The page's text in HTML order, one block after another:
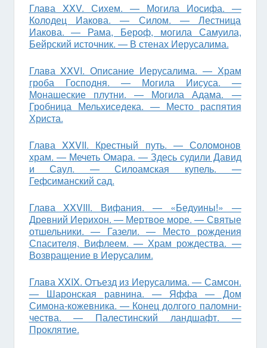
Глава XXV. Сихем. — Могила Иосифа. —
Колодец Иакова. — Силом. — Лестница
Иакова. — Рама, Бероф, могила Самуила,
Бейрский источник. — В стенах Иерусалима.
Глава XXVI. Описание Иерусалима. — Храм
гроба Господня. — Могила Иисуса. —
Монашеские плутни. — Могила Адама. —
Гробница Мельхиседека. — Место распятия
Христа.
Глава XXVII. Крестный путь. — Соломонов
храм. — Мечеть Омара. — Здесь судили Давид
и Саул. — Силоамская купель. —
Гефсиманский сад.
Глава XXVIII. Вифания. — «Бедуины!» —
Древний Иерихон. — Мертвое море. — Святые
отшельники. — Газели. — Место рождения
Спасителя, Вифлеем. — Храм рождества. —
Возвращение в Иерусалим.
Глава XXIX. Отъезд из Иерусалима. — Самсон.
— Шаронская равнина. — Яффа — Дом
Симона-кожевника. — Конец долгого паломни­
чества. — Палестинский ландшафт. —
Проклятие.